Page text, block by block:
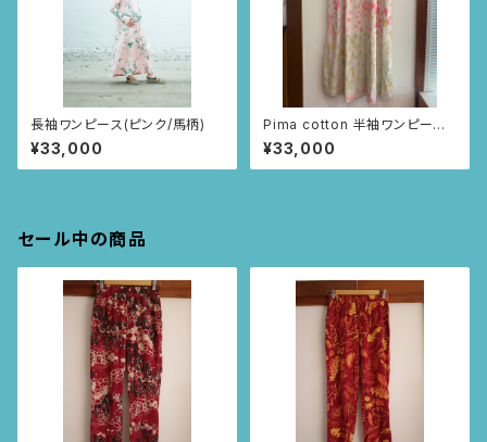
長袖ワンピース(ピンク/馬柄)
¥33,000
Pima cotton 半袖ワンピー
ス (アイボリー/お花とちょうち
ょ柄)
¥33,000
セール中の商品